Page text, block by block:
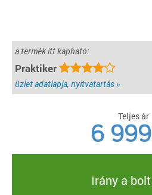
a termék itt kapható:
Praktiker
üzlet adatlapja, nyitvatartás »
Teljes ár
6 999
Irány a bolt